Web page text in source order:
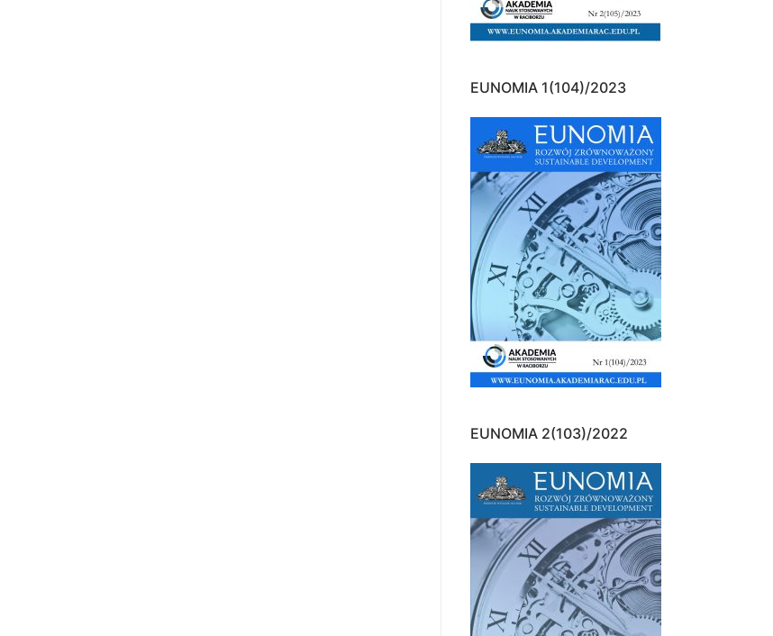
EUNOMIA 1(104)/2023
EUNOMIA 2(103)/2022